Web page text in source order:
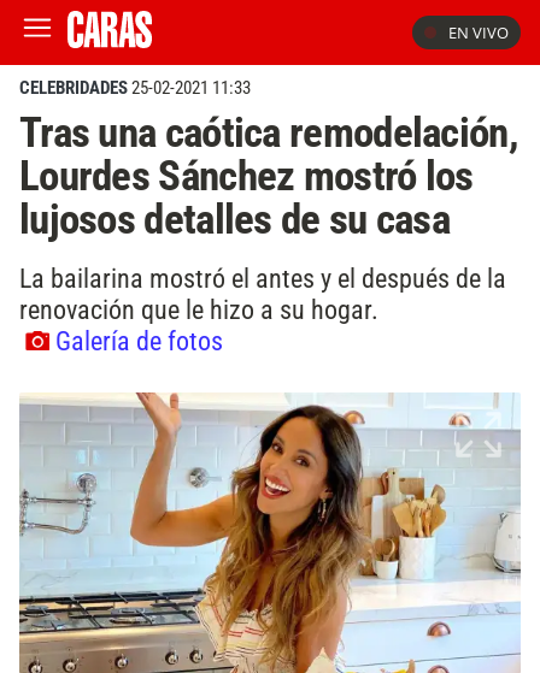
EN VIVO
CELEBRIDADES25-02-2021 11:33
Tras una caótica remodelación,
Lourdes Sánchez mostró los
lujosos detalles de su casa
La bailarina mostró el antes y el después de la
renovación que le hizo a su hogar.
Galería de fotos